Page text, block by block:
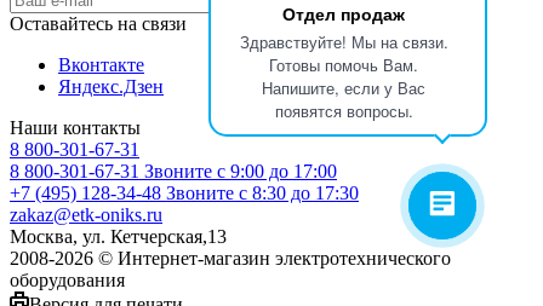
Отдел продаж
Здравствуйте! Мы на связи.
Готовы помочь Вам.
Напишите, если у Вас
появятся вопросы.
Оставайтесь на связи
Вконтакте
Яндекс.Дзен
Наши контакты
8 800-301-67-31
8 800-301-67-31 Звоните с 9:00 до 17:00
+7 (495) 128-34-48 Звоните с 8:30 до 17:30
zakaz@etk-oniks.ru
Москва, ул. Кетчерская,13
2008-2026 © Интернет-магазин электротехнического
оборудования